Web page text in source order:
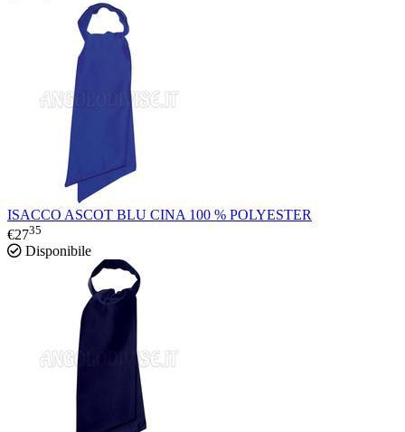
ISACCO ASCOT BLU CINA 100 % POLYESTER
€2735
Disponibile